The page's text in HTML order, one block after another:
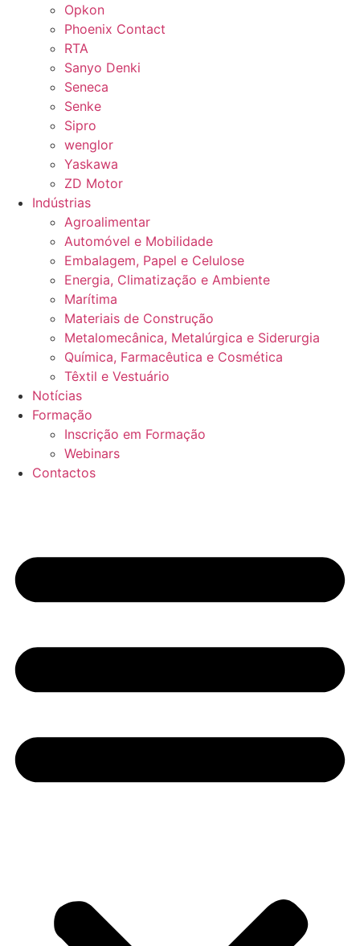
Opkon
Phoenix Contact
RTA
Sanyo Denki
Seneca
Senke
Sipro
wenglor
Yaskawa
ZD Motor
Indústrias
Agroalimentar
Automóvel e Mobilidade
Embalagem, Papel e Celulose
Energia, Climatização e Ambiente
Marítima
Materiais de Construção
Metalomecânica, Metalúrgica e Siderurgia
Química, Farmacêutica e Cosmética
Têxtil e Vestuário
Notícias
Formação
Inscrição em Formação
Webinars
Contactos